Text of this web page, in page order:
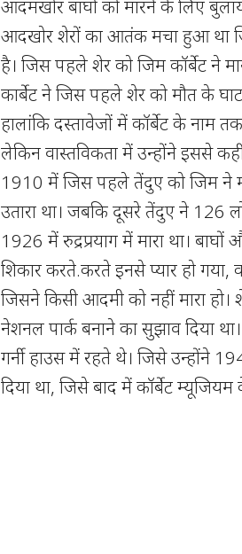
आदमखोर बाघों को मारने के लिए
आदखोर शेरों का आतंक मचा हुआ था
है। जिस पहले शेर को जिम कॉर्बेट ने
कार्बेट ने जिस पहले शेर को मौत के
हालांकि दस्तावेजों में कॉर्बेट के नाम
लेकिन वास्तविकता में उन्होंने इससे
1910 में जिस पहले तेंदुए को जिम ने
उतारा था। जबकि दूसरे तेंदुए ने 126
1926 में रुद्रप्रयाग में मारा था।
शिकार करते.करते इनसे प्यार हो गया,
जिसने किसी आदमी को नहीं मारा
नेशनल पार्क बनाने का सुझाव दिया
गर्नी हाउस में रहते थे। जिसे उन्होंने
दिया था, जिसे बाद में कॉर्बेट